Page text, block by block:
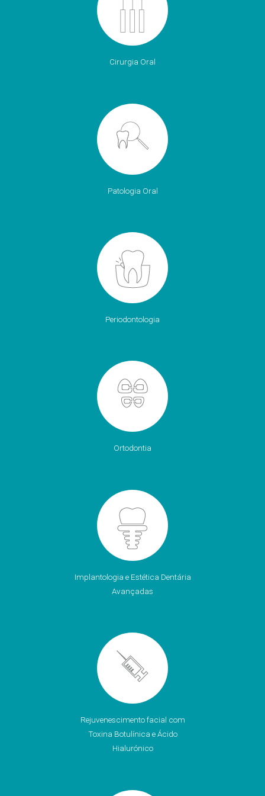
Cirurgia Oral
Patologia Oral
Periodontologia
Ortodontia
Implantologia e Estética Dentária
Avançadas
Rejuvenescimento facial com
Toxina Botulínica e Ácido
Hialurónico